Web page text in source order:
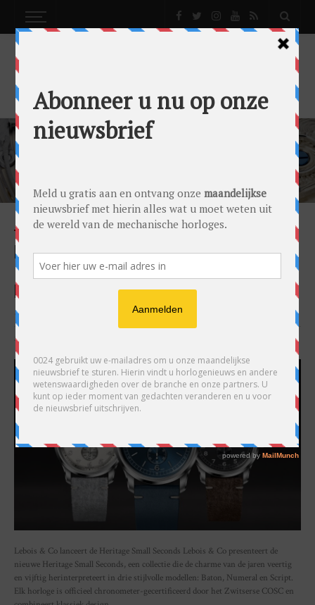
NEWS
LEBOIS & CO EERT ZIJN VERLEDEN MET EEN
MODERNE INTERPRETATIE VAN TIJDLOZE
ELEGANTIE
31/10/2025
SHARE
Lebois & Co lanceert de Heritage Small Seconds Lebois & Co presenteert de
nieuwe Heritage Small Seconds, een collectie die de charme van de jaren veertig
en vijftig herinterpreteert in drie stijlvolle modellen: Baton, Numeral en Script.
Elk horloge is officieel chronometer-gecertificeerd door het Zwitserse COSC en